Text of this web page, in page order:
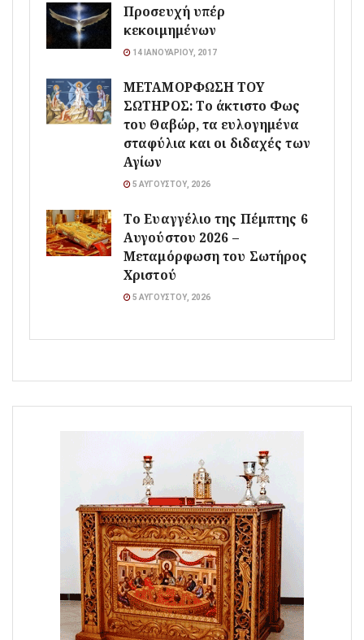
Προσευχή υπέρ
κεκοιμημένων
14 ΙΑΝΟΥΑΡΊΟΥ, 2017
ΜΕΤΑΜΟΡΦΩΣΗ ΤΟΥ
ΣΩΤΗΡΟΣ: Το άκτιστο Φως
του Θαβώρ, τα ευλογημένα
σταφύλια και οι διδαχές των
Αγίων
5 ΑΥΓΟΎΣΤΟΥ, 2026
Το Ευαγγέλιο της Πέμπτης 6
Αυγούστου 2026 –
Μεταμόρφωση του Σωτήρος
Χριστού
5 ΑΥΓΟΎΣΤΟΥ, 2026